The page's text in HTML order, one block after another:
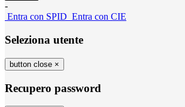
-
Entra con SPID Entra con CIE
Seleziona utente
button close ×
Recupero password